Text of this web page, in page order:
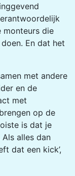
monteurs die
En dat het
met andere
en de
met
op de
is dat je
alles dan
dat een kick’,